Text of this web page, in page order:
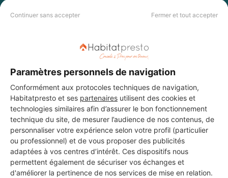
Continuer sans accepter Fermer et tout accepter
Paramètres personnels de navigation
Conformément aux protocoles techniques de navigation,
Habitatpresto et ses partenaires utilisent des cookies et
technologies similaires afin d’assurer le bon fonctionnement
technique du site, de mesurer l’audience de nos contenus, de
personnaliser votre expérience selon votre profil (particulier
ou professionnel) et de vous proposer des publicités
adaptées à vos centres d’intérêt. Ces dispositifs nous
permettent également de sécuriser vos échanges et
d'améliorer la pertinence de nos services de mise en relation.
DEMANDER UN DEVIS